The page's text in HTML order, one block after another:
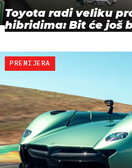
Toyota radi veliku
hibridima: Bit će još
PREMIJERA